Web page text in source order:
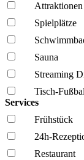
Attraktionen
Spielplätze
Sauna
Streaming
Tisch-
Services
Frühstück
24h-
Restaurant